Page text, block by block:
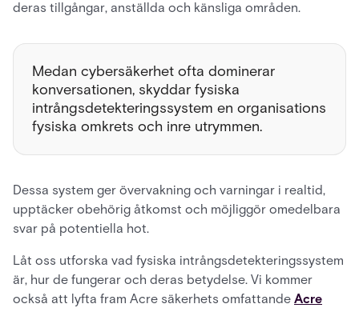
deras tillgångar, anställda och känsliga områden.
Medan cybersäkerhet ofta dominerar
konversationen, skyddar fysiska
intrångsdetekteringssystem en organisations
fysiska omkrets och inre utrymmen.
Dessa system ger övervakning och varningar i realtid,
upptäcker obehörig åtkomst och möjliggör omedelbara
svar på potentiella hot.
Låt oss utforska vad fysiska intrångsdetekteringssystem
är, hur de fungerar och deras betydelse. Vi kommer
också att lyfta fram Acre säkerhets omfattande Acre